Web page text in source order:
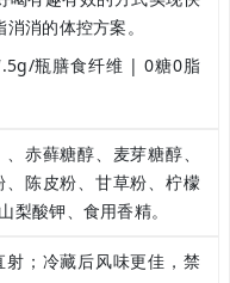
消的体控方案。
瓶膳食纤维 | 0糖0脂
赤藓糖醇、麦芽糖醇、
陈皮粉、甘草粉、柠檬
梨酸钾、食用香精。
；冷藏后风味更佳，禁